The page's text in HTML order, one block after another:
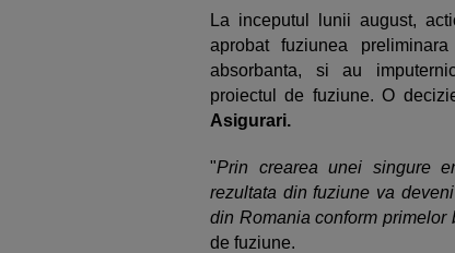
La inceputul lunii august,
aprobat fuziunea
absorbanta, si au
proiectul de fuziune. O
Asigurari.
"Prin crearea unei singure
rezultata din fuziune va
din Romania conform primelor
de fuziune.